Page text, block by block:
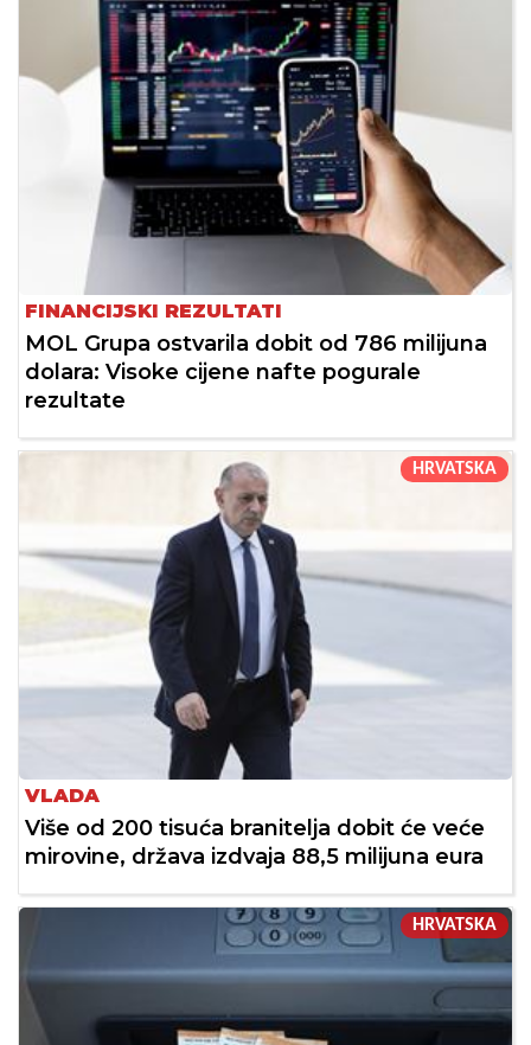
FINANCIJSKI REZULTATI
MOL Grupa ostvarila dobit od 786 milijuna
dolara: Visoke cijene nafte pogurale
rezultate
HRVATSKA
VLADA
Više od 200 tisuća branitelja dobit će veće
mirovine, država izdvaja 88,5 milijuna eura
HRVATSKA